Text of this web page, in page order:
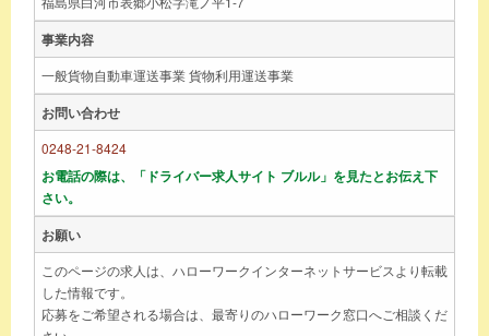
事業内容
一般貨物自動車運送事業 貨物利用運送事業
お問い合わせ
0248-21-8424
お電話の際は、「ドライバー求人サイト ブルル」を見たとお伝え下
さい。
お願い
このページの求人は、ハローワークインターネットサービスより転載
した情報です。
応募をご希望される場合は、最寄りのハローワーク窓口へご相談くだ